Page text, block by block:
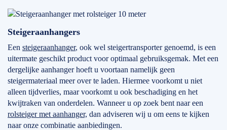
Steigeraanhangers
Een steigeraanhanger, ook wel steigertransporter genoemd, is een
uitermate geschikt product voor optimaal gebruiksgemak. Met een
dergelijke aanhanger hoeft u voortaan namelijk geen
steigermateriaal meer over te laden. Hiermee voorkomt u niet
alleen tijdverlies, maar voorkomt u ook beschadiging en het
kwijtraken van onderdelen. Wanneer u op zoek bent naar een
rolsteiger met aanhanger, dan adviseren wij u om eens te kijken
naar onze combinatie aanbiedingen.